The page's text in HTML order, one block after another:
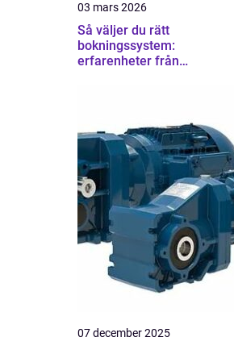
03 mars 2026
Så väljer du rätt
bokningssystem:
erfarenheter från
07 december 2025